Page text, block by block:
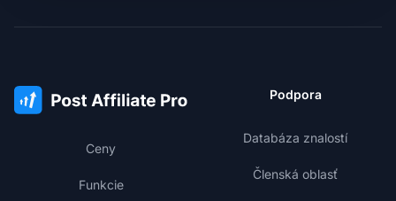
Ceny
Funkcie
Podpora
Databáza znalostí
Členská oblasť